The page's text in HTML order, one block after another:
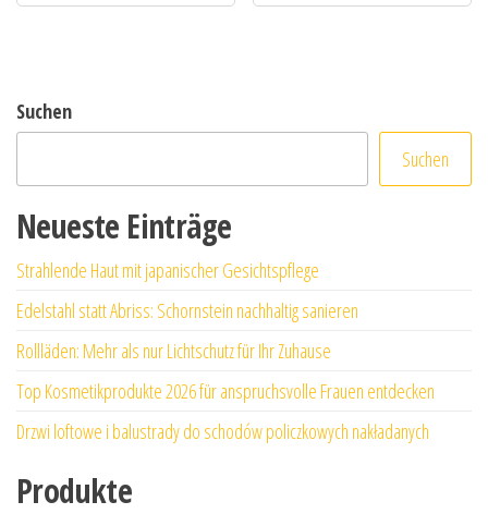
Suchen
Suchen
Neueste Einträge
Strahlende Haut mit japanischer Gesichtspflege
Edelstahl statt Abriss: Schornstein nachhaltig sanieren
Rollläden: Mehr als nur Lichtschutz für Ihr Zuhause
Top Kosmetikprodukte 2026 für anspruchsvolle Frauen entdecken
Drzwi loftowe i balustrady do schodów policzkowych nakładanych
Produkte